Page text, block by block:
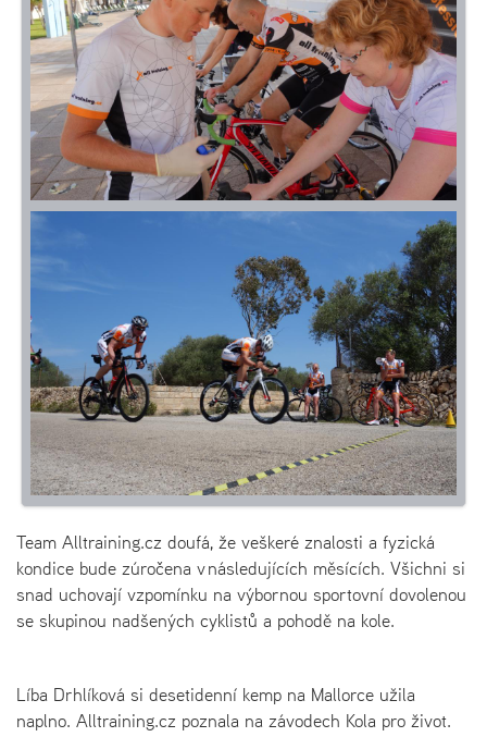
Team Alltraining.cz doufá, že veškeré znalosti a fyzická
kondice bude zúročena v následujících měsících. Všichni si
snad uchovají vzpomínku na výbornou sportovní dovolenou
se skupinou nadšených cyklistů a pohodě na kole.
Líba Drhlíková si desetidenní kemp na Mallorce užila
naplno. Alltraining.cz poznala na závodech Kola pro život.